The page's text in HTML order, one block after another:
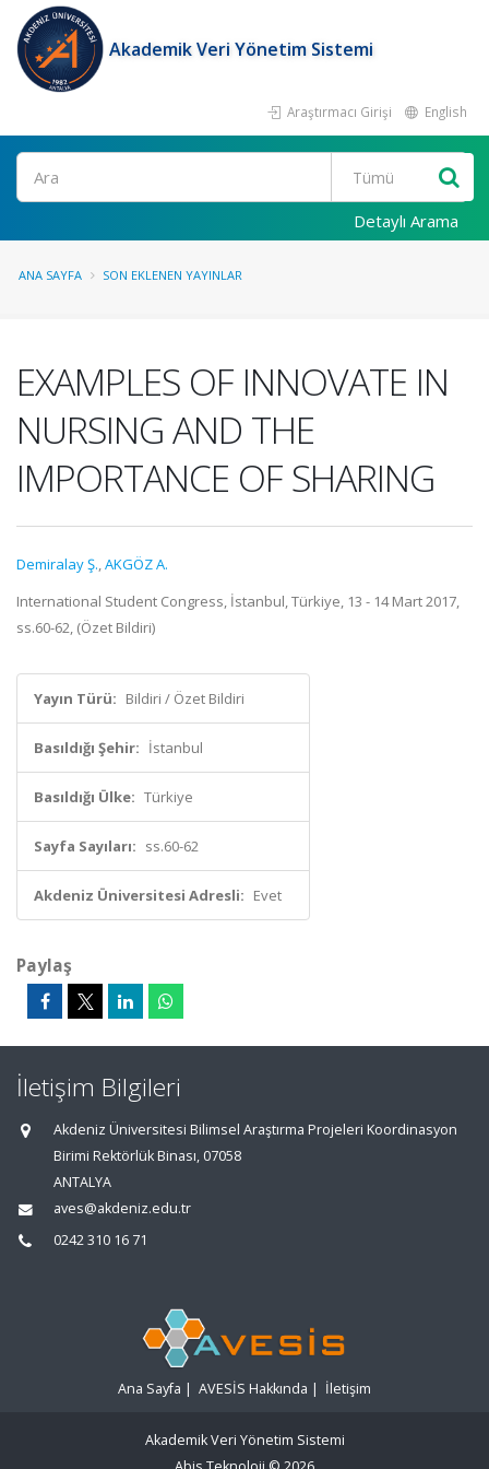
Akademik Veri Yönetim Sistemi
Araştırmacı Girişi English
Ara
Detaylı Arama
ANA SAYFA SON EKLENEN YAYINLAR
EXAMPLES OF INNOVATE IN
NURSING AND THE
IMPORTANCE OF SHARING
Demiralay Ş.,AKGÖZ A.
International Student Congress, İstanbul, Türkiye, 13 - 14 Mart 2017,
ss.60-62, (Özet Bildiri)
Yayın Türü: Bildiri / Özet Bildiri
Basıldığı Şehir: İstanbul
Basıldığı Ülke: Türkiye
Sayfa Sayıları: ss.60-62
Akdeniz Üniversitesi Adresli: Evet
Paylaş
İletişim Bilgileri
Akdeniz Üniversitesi Bilimsel Araştırma Projeleri Koordinasyon
Birimi Rektörlük Binası, 07058
ANTALYA
aves@akdeniz.edu.tr
0242 310 16 71
Ana Sayfa | AVESİS Hakkında | İletişim
Akademik Veri Yönetim Sistemi